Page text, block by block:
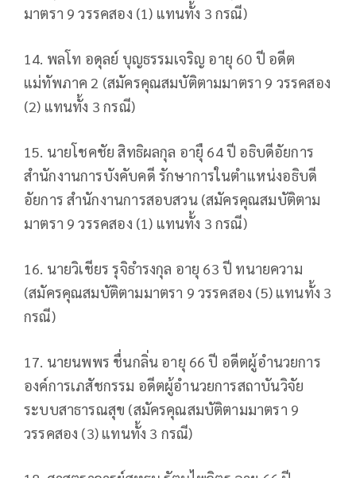
มาตรา 9 วรรคสอง (1) แทนทั้ง 3 กรณี)
14. พลโท อดุลย์ บุญธรรมเจริญ อายุ 60 ปี อดีต
แม่ทัพภาค 2 (สมัครคุณสมบัติตามมาตรา 9 วรรคสอง
(2) แทนทั้ง 3 กรณี)
15. นายโชคชัย สิทธิผลกุล อายุื 64 ปี อธิบดีอัยการ
สำนักงานการบังคับคดี รักษาการในตำแหน่งอธิบดี
อัยการ สำนักงานการสอบสวน (สมัครคุณสมบัติตาม
มาตรา 9 วรรคสอง (1) แทนทั้ง 3 กรณี)
16. นายวิเชียร รุจิธำรงกุล อายุ 63 ปี ทนายความ
(สมัครคุณสมบัติตามมาตรา 9 วรรคสอง (5) แทนทั้ง 3
กรณี)
17. นายนพพร ชื่นกลิ่น อายุ 66 ปี อดีตผู้อำนวยการ
องค์การเภสัชกรรม อดีตผู้อำนวยการสถาบันวิจัย
ระบบสาธารณสุข (สมัครคุณสมบัติตามมาตรา 9
วรรคสอง (3) แทนทั้ง 3 กรณี)